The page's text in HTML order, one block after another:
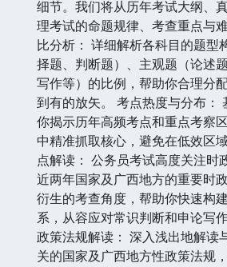
细节。我们将从历年考试大纲、
理考试的命题规律、考查重点与
比分析： 详细解析各科目的题型
择题、判断题）、主观题（论述
写作等）的比例，帮助你合理分
到有的放矢。 考点热度与分布：
你揭示历年高频考点和重点考察
中精准抓取核心，避免在低效区
点解读： 公务员考试高度关注时
近两年国家及广西地方的重要时
衍生的考查角度，帮助你快速构
系，从容应对常识判断和申论写
政策法规解读： 深入浅出地解读
关的国家及广西地方性政策法规